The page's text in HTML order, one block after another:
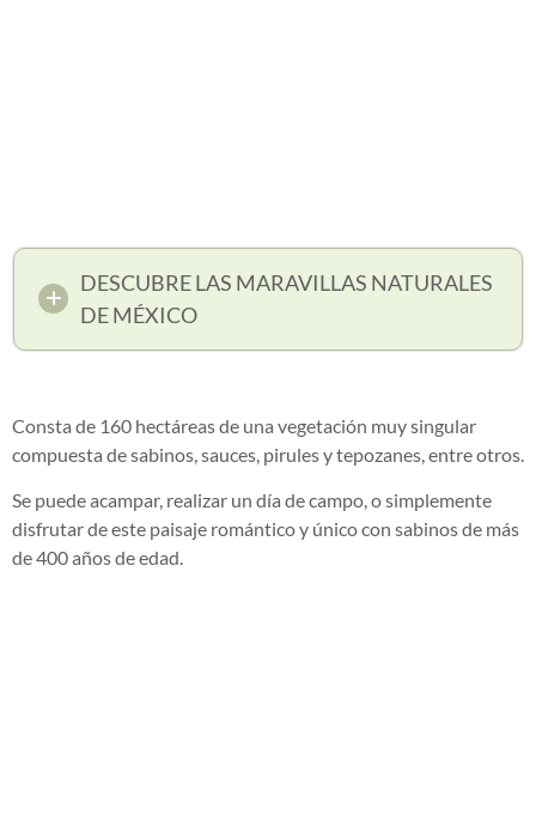
DESCUBRE LAS MARAVILLAS NATURALES
DE MÉXICO
Consta de 160 hectáreas de una vegetación muy singular
compuesta de sabinos, sauces, pirules y tepozanes, entre otros.
Se puede acampar, realizar un día de campo, o simplemente
disfrutar de este paisaje romántico y único con sabinos de más
de 400 años de edad.